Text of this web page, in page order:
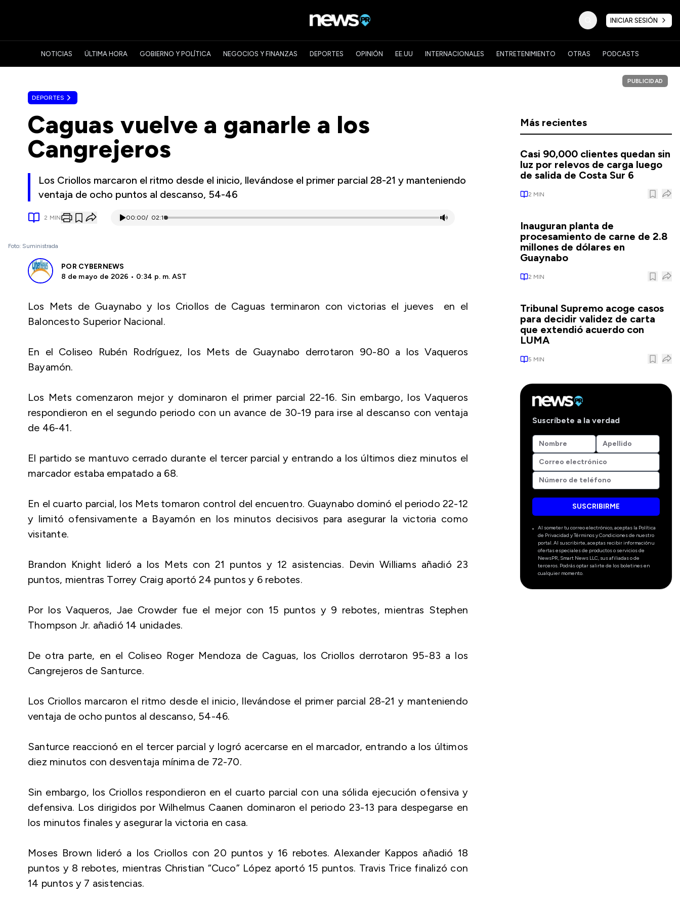
INICIAR SESIÓN
NOTICIAS ÚLTIMA HORA GOBIERNO Y POLÍTICA NEGOCIOS Y FINANZAS DEPORTES OPINIÓN EE.UU INTERNACIONALES ENTRETENIMIENTO OTRAS PODCASTS
DEPORTES
Caguas vuelve a ganarle a los
Cangrejeros
Los Criollos marcaron el ritmo desde el inicio, llevándose el primer parcial 28-21 y manteniendo
ventaja de ocho puntos al descanso, 54-46
2 MIN 00:00/ 02:11
Foto: Suministrada
POR CYBERNEWS
8 de mayo de 2026 • 0:34 p. m. AST
Los Mets de Guaynabo y los Criollos de Caguas terminaron con victorias el jueves en el
Baloncesto Superior Nacional.
En el Coliseo Rubén Rodríguez, los Mets de Guaynabo derrotaron 90-80 a los Vaqueros
Bayamón.
Los Mets comenzaron mejor y dominaron el primer parcial 22-16. Sin embargo, los Vaqueros
respondieron en el segundo periodo con un avance de 30-19 para irse al descanso con ventaja
de 46-41.
El partido se mantuvo cerrado durante el tercer parcial y entrando a los últimos diez minutos el
marcador estaba empatado a 68.
En el cuarto parcial, los Mets tomaron control del encuentro. Guaynabo dominó el periodo 22-12
y limitó ofensivamente a Bayamón en los minutos decisivos para asegurar la victoria como
visitante.
Brandon Knight lideró a los Mets con 21 puntos y 12 asistencias. Devin Williams añadió 23
puntos, mientras Torrey Craig aportó 24 puntos y 6 rebotes.
Por los Vaqueros, Jae Crowder fue el mejor con 15 puntos y 9 rebotes, mientras Stephen
Thompson Jr. añadió 14 unidades.
De otra parte, en el Coliseo Roger Mendoza de Caguas, los Criollos derrotaron 95-83 a los
Cangrejeros de Santurce.
Los Criollos marcaron el ritmo desde el inicio, llevándose el primer parcial 28-21 y manteniendo
ventaja de ocho puntos al descanso, 54-46.
Santurce reaccionó en el tercer parcial y logró acercarse en el marcador, entrando a los últimos
diez minutos con desventaja mínima de 72-70.
Sin embargo, los Criollos respondieron en el cuarto parcial con una sólida ejecución ofensiva y
defensiva. Los dirigidos por Wilhelmus Caanen dominaron el periodo 23-13 para despegarse en
los minutos finales y asegurar la victoria en casa.
Moses Brown lideró a los Criollos con 20 puntos y 16 rebotes. Alexander Kappos añadió 18
puntos y 8 rebotes, mientras Christian “Cuco” López aportó 15 puntos. Travis Trice finalizó con
14 puntos y 7 asistencias.
PUBLICIDAD
Más recientes
Casi 90,000 clientes quedan sin
luz por relevos de carga luego
de salida de Costa Sur 6
2 MIN
Inauguran planta de
procesamiento de carne de 2.8
millones de dólares en
Guaynabo
2 MIN
Tribunal Supremo acoge casos
para decidir validez de carta
que extendió acuerdo con
LUMA
5 MIN
Suscríbete a la verdad
SUSCRIBIRME
Al someter tu correo electrónico, aceptas la Política
de Privacidad y Términos y Condiciones de nuestro
portal. Al suscribirte, aceptas recibir información u
ofertas especiales de productos o servicios de
NewsPR, Smart News LLC, sus afiliadas o de
terceros. Podrás optar salirte de los boletines en
cualquier momento.